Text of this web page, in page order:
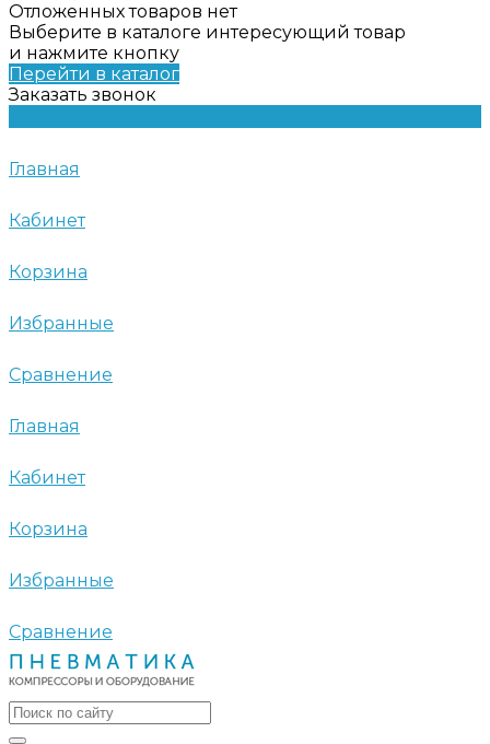
Отложенных товаров нет
Выберите в каталоге интересующий товар
и нажмите кнопку
Перейти в каталог
Заказать звонок
Главная
Кабинет
Корзина
Избранные
Сравнение
Главная
Кабинет
Корзина
Избранные
Сравнение